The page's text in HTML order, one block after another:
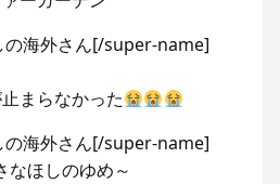
海外さん[/super-name]
まらなかった
海外さん[/super-name]
ほしのゆめ～